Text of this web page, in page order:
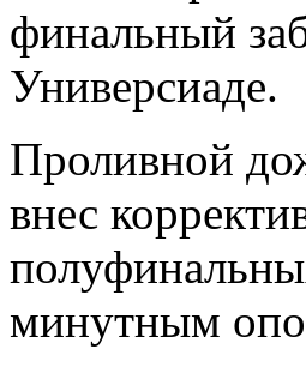
финальный
Универсиаде.
Проливной
внес
минутным